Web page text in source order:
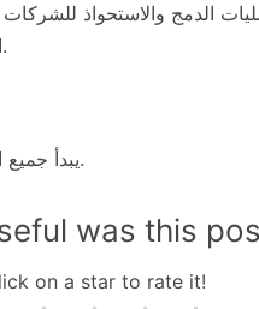
الدمج والاستحواذ
القضايا المتخصصة في النقل والوصايا والعقارات.
يبدأ جميع المحامين حياتهم المهنية بدرجة في القانون العام.
was this
on a star to rate it!